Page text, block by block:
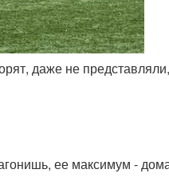
даже не
ее максимум -